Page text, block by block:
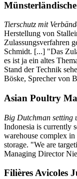
Tierschutz mit
Herstellung von
Zulassungsverfahren
Schmidt. [...] "Das
es ist ja ein altes
Stand der Technik
Böske, Sprecher von
Asian Poultry
Big Dutchman setting
Indonesia is currently
warehouse complex
storage. "We are
Managing Director
Filières Avicoles